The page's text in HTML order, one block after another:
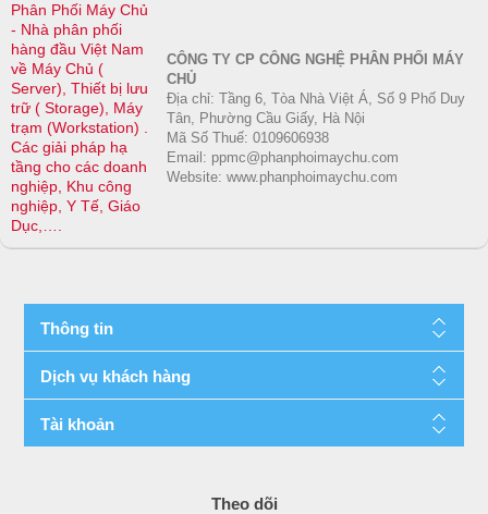
Phân Phối Máy Chủ
- Nhà phân phối
hàng đầu Việt Nam
về Máy Chủ (
Server), Thiết bị lưu
trữ ( Storage), Máy
trạm (Workstation) .
Các giải pháp hạ
tầng cho các doanh
nghiệp, Khu công
nghiệp, Y Tế, Giáo
Dục,….
CÔNG TY CP CÔNG NGHỆ PHÂN PHỐI MÁY
CHỦ
Địa chỉ: Tầng 6, Tòa Nhà Việt Á, Số 9 Phố Duy
Tân, Phường Cầu Giấy, Hà Nội
Mã Số Thuế: 0109606938
Email: ppmc@phanphoimaychu.com
Website: www.phanphoimaychu.com
Thông tin
Dịch vụ khách hàng
Tài khoản
Theo dõi